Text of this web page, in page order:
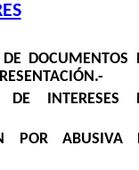
DOCUMENTOS
DE INTERESES
POR ABUSIVA